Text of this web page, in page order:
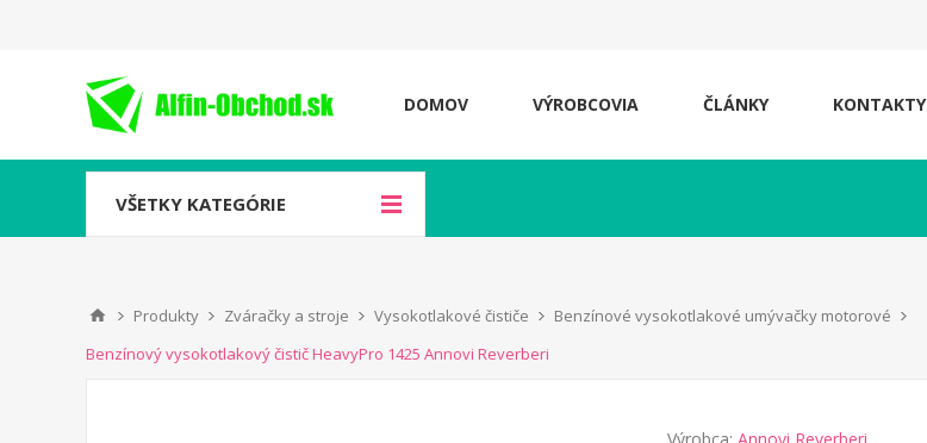
DOMOV VÝROBCOVIA ČLÁNKY KONTAKTY
VŠETKY KATEGÓRIE
Produkty Zváračky a stroje Vysokotlakové čističe
Benzínové vysokotlakové umývačky motorové
Benzínový vysokotlakový čistič HeavyPro 1425 Annovi Reverberi